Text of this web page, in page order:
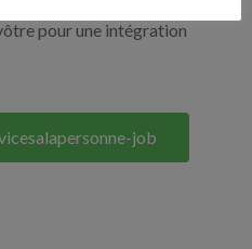
pour une intégration
job